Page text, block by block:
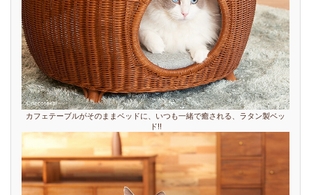
カフェテーブルがそのままベッドに、いつも一緒で癒される、ラタン製ベッ
ド!!